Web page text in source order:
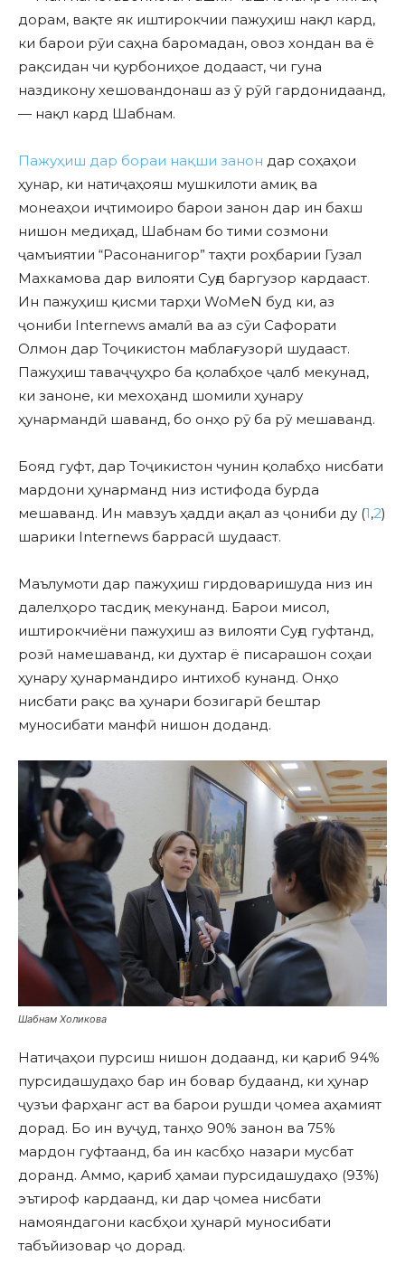
дорам, вақте як иштирокчии пажуҳиш нақл кард,
ки барои рӯи саҳна баромадан, овоз хондан ва ё
рақсидан чи қурбониҳое додааст, чи гуна
наздикону хешовандонаш аз ӯ рӯй гардонидаанд,
— нақл кард Шабнам.
Пажуҳиш дар бораи нақши занон дар соҳаҳои
ҳунар, ки натиҷаҳояш мушкилоти амиқ ва
монеаҳои иҷтимоиро барои занон дар ин бахш
нишон медиҳад, Шабнам бо тими созмони
ҷамъиятии “Расонанигор” таҳти роҳбарии Гузал
Махкамова дар вилояти Суғд баргузор кардааст.
Ин пажуҳиш қисми тарҳи WoMeN буд ки, аз
ҷониби Internews амалӣ ва аз сӯи Сафорати
Олмон дар Тоҷикистон маблағгузорӣ шудааст.
Пажуҳиш таваҷҷуҳро ба қолабҳое ҷалб мекунад,
ки заноне, ки мехоҳанд шомили ҳунару
ҳунармандӣ шаванд, бо онҳо рӯ ба рӯ мешаванд.
Бояд гуфт, дар Тоҷикистон чунин қолабҳо нисбати
мардони ҳунарманд низ истифода бурда
мешаванд. Ин мавзуъ ҳадди ақал аз ҷониби ду (1,2)
шарики Internews баррасӣ шудааст.
Маълумоти дар пажуҳиш гирдоваришуда низ ин
далелҳоро тасдиқ мекунанд. Барои мисол,
иштирокчиёни пажуҳиш аз вилояти Суғд гуфтанд,
розӣ намешаванд, ки духтар ё писарашон соҳаи
ҳунару ҳунармандиро интихоб кунанд. Онҳо
нисбати рақс ва ҳунари бозигарӣ бештар
муносибати манфӣ нишон доданд.
Шабнам Холикова
Натиҷаҳои пурсиш нишон додаанд, ки қариб 94%
пурсидашудаҳо бар ин бовар будаанд, ки ҳунар
ҷузъи фарҳанг аст ва барои рушди ҷомеа аҳамият
дорад. Бо ин вуҷуд, танҳо 90% занон ва 75%
мардон гуфтаанд, ба ин касбҳо назари мусбат
доранд. Аммо, қариб ҳамаи пурсидашудаҳо (93%)
эътироф кардаанд, ки дар ҷомеа нисбати
намояндагони касбҳои ҳунарӣ муносибати
табъйизовар ҷо дорад.